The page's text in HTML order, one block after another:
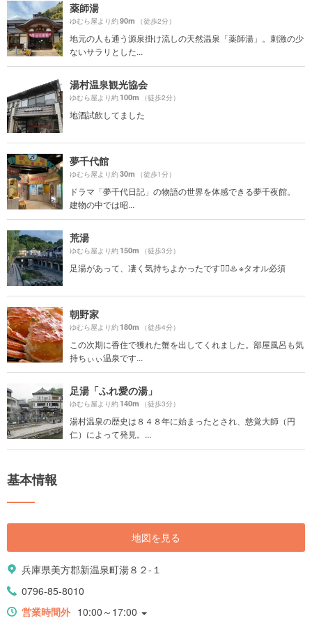
薬師湯
ゆむら屋より約90m （徒歩2分）
地元の人も通う源泉掛け流しの天然温泉「薬師湯」。刺激の少
ないサラリとした...
湯村温泉観光協会
ゆむら屋より約100m （徒歩2分）
地酒試飲してました
夢千代館
ゆむら屋より約30m （徒歩1分）
ドラマ「夢千代日記」の物語の世界を体感できる夢千夜館。
建物の中では昭...
荒湯
ゆむら屋より約150m （徒歩3分）
足湯があって、凄く気持ちよかったです😮‍💨♨️ ※タオル必須
朝野家
ゆむら屋より約180m （徒歩4分）
この次期に香住で獲れた蟹を出してくれました。部屋風呂も気
持ちぃぃ温泉です...
足湯「ふれ愛の湯」
ゆむら屋より約140m （徒歩3分）
湯村温泉の歴史は８４８年に始まったとされ、慈覚大師（円
仁）によって発見。...
基本情報
地図を見る
兵庫県美方郡新温泉町湯８２-１
0796-85-8010
営業時間外 10:00～17:00